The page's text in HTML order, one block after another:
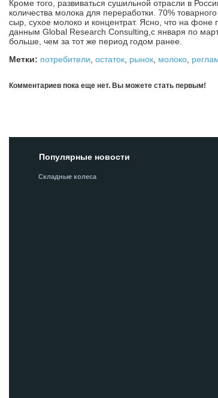
Кроме того, развиваться сушильной отрасли в
количества молока для переработки. 70%
сыр, сухое молоко и концентрат. Ясно, что на
данным Global Research Consulting,с января по
больше, чем за тот же период годом ранее.
Метки: потребители, остаток, рынок, молоко,
Комментариев пока еще нет. Вы можете стать первым!
Популярные новости
Складные колеса